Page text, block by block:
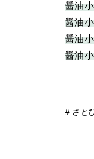
醤油
醤油
醤油
醤油
さと